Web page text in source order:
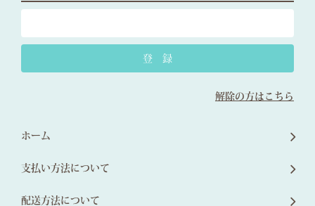
解除の方はこちら
ホーム
支払い方法について
配送方法について